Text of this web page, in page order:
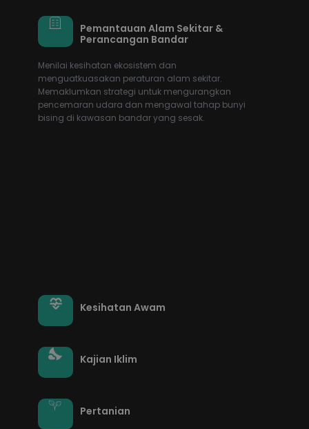
Pemantauan Alam Sekitar &
Perancangan Bandar
Menilai kesihatan ekosistem dan
menguatkuasakan peraturan alam sekitar.
Memaklumkan strategi untuk mengurangkan
pencemaran udara dan mengawal tahap bunyi
bising di kawasan bandar yang sesak.
Kesihatan Awam
Kajian Iklim
Pertanian